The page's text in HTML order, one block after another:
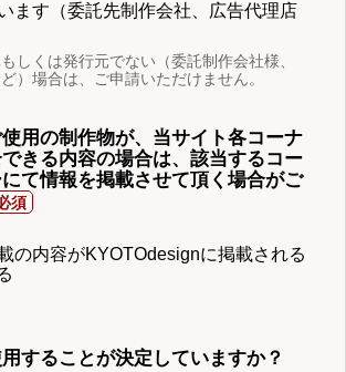
ます（委託先制作会社、広告代理店
しくは発行元でない（委託制作会社様、
）場合は、ご申請いただけません。
用の制作物が、当サイト各コーナ
きる内容の場合は、該当するコー
て情報を掲載させて頂く場合がご
の内容がKYOTOdesignに掲載される
することが決定していますか？